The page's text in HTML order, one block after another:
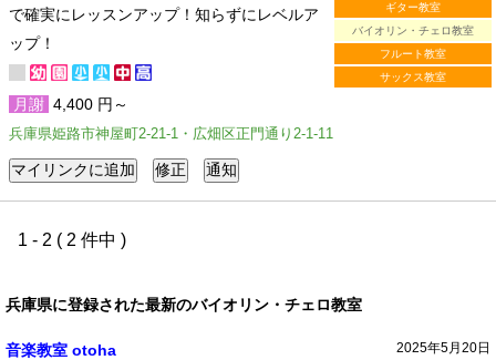
ギター教室
バイオリン・チェロ教室
フルート教室
サックス教室
で確実にレッスンアップ！知らずにレベルア
ップ！
月謝 4,400 円～
兵庫県姫路市神屋町2-21-1・広畑区正門通り2-1-11
1 - 2 ( 2 件中 )
兵庫県に登録された最新のバイオリン・チェロ教室
2025年5月20日
音楽教室 otoha